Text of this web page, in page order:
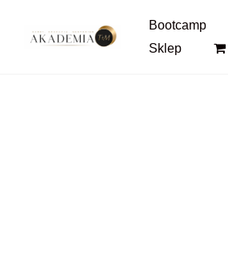
Bootcamp
Sklep